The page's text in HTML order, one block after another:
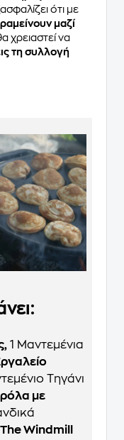
ότι με
μαζί
χρειαστεί να
τη συλλογή
1 Μαντεμένια
Τηγάνι
με
Windmill